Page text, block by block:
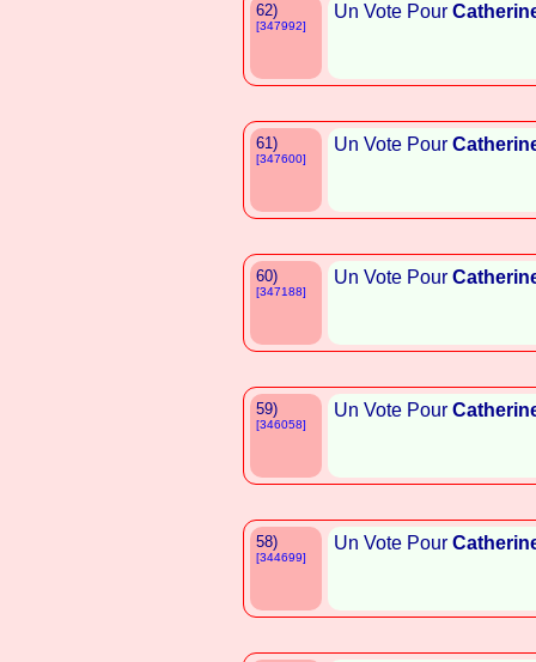
62)
[347992]
Un Vote Pour
61)
[347600]
Un Vote Pour
60)
[347188]
Un Vote Pour
59)
[346058]
Un Vote Pour
58)
[344699]
Un Vote Pour